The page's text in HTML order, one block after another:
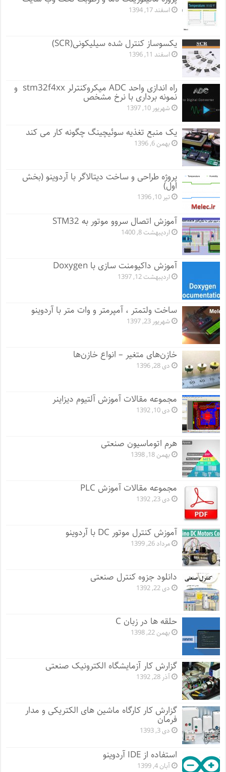
اسفند 17, 1394
یکسوساز کنترل شده سیلیکونی(SCR)
اسفند 11, 1396
راه اندازی واحد ADC میکروکنترلر stm32f4xx و
نمونه برداری با نرخ مشخص
شهریور 10, 1397
یک منبع تغذیه سوئیچینگ چگونه کار می کند
بهمن 6, 1396
پروژه طراحی و ساخت دیتالاگر با آردوینو (بخش
اول)
تیر 10, 1396
آموزش اتصال سروو موتور به STM32
اردیبهشت 8, 1400
آموزش داکیومنت سازی با Doxygen
اردیبهشت 12, 1397
ساخت ولتمتر ، آمپرمتر و وات متر با آردوینو
شهریور 23, 1397
خازن‌های متغیر – انواع خازن‌ها
دی 28, 1396
مجموعه مقالات آموزش آلتیوم دیزاینر
دی 10, 1392
هرم اتوماسیون صنعتی
بهمن 18, 1398
مجموعه مقالات آموزش PLC
دی 23, 1392
آموزش کنترل موتور DC با آردوینو
مرداد 26, 1399
دانلود جزوه کنترل صنعتی
دی 22, 1392
حلقه ها در زبان C
بهمن 22, 1398
گزارش کار آزمایشگاه الکترونیک صنعتی
آذر 28, 1392
گزارش کار کارگاه ماشین های الکتریکی و مدار
فرمان
دی 3, 1393
استفاده از IDE آردوینو
آبان 4, 1399